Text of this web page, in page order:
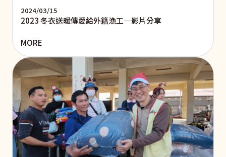
2024/03/15
2023 冬衣送暖傳愛給外籍漁工—影片分享
MORE